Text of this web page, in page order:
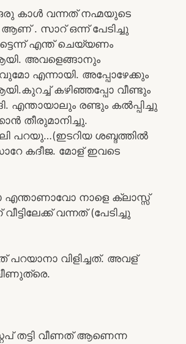
ഒരു കാൾ വന്നത് നഹ്മയുടെ
ആണ് . സാറ് ഒന്ന് പേടിച്ചു
എന്ത് ചെയ്യണം
അവളെങ്ങാനും
എന്നായി. അപ്പോഴേക്കും
കഴിഞ്ഞപ്പോ വീണ്ടും
എന്തായാലും രണ്ടും കൽപ്പിച്ചു
തീരുമാനിച്ചു.
ശബ്ദത്തിൽ
കദീജ. മോള് ഇവടെ
നാളെ ക്ലാസ്സ്‌
വീട്ടിലേക്ക് വന്നത് (പേടിച്ചു
വിളിച്ചത്. അവള്
തട്ടി വീണത് ആണെന്ന